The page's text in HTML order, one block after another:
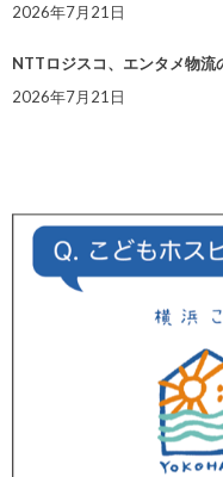
2026年7月21日
NTTロジスコ、エンタメ物
2026年7月21日